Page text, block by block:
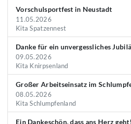
Vorschulsportfest in Neustadt
11.05.2026
Kita Spatzennest
Danke für ein unvergessliches
09.05.2026
Kita Knirpsenland
Großer Arbeitseinsatz im
08.05.2026
Kita Schlumpfenland
Ein Dankeschön, dass ans Herz geht!